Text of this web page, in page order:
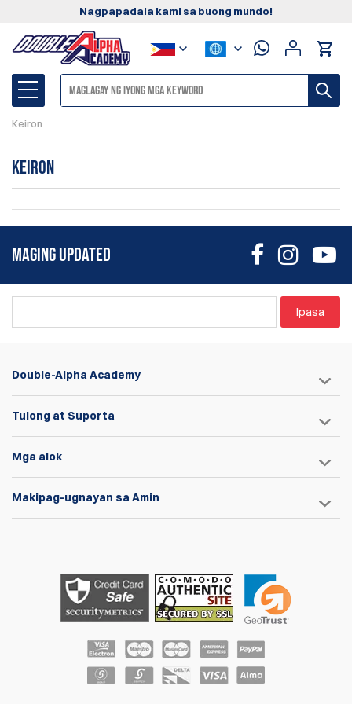
Nagpapadala kami sa buong mundo!
Keiron
Keiron
MAGING UPDATED
Ipasa
Double-Alpha Academy
Tulong at Suporta
Mga alok
Makipag-ugnayan sa Amin